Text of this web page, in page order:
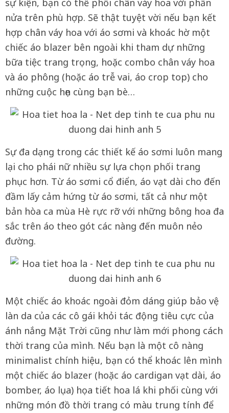
sự kiện, bạn có thể phối chân váy hoa với phần
nửa trên phù hợp. Sẽ thật tuyệt vời nếu bạn kết
hợp chân váy hoa với áo sơmi và khoác hờ một
chiếc áo blazer bên ngoài khi tham dự những
bữa tiệc trang trọng, hoặc combo chân váy hoa
và áo phông (hoặc áo trễ vai, áo crop top) cho
những cuộc hẹn cùng bạn bè…
Sự đa dạng trong các thiết kế áo sơmi luôn mang
lại cho phái nữ nhiều sự lựa chọn phối trang
phục hơn. Từ áo sơmi cổ điển, áo vạt dài cho đến
đầm lấy cảm hứng từ áo sơmi, tất cả như một
bản hòa ca mùa Hè rực rỡ với những bông hoa đa
sắc trên áo theo gót các nàng đến muôn nẻo
đường.
Một chiếc áo khoác ngoài đỏm dáng giúp bảo vệ
làn da của các cô gái khỏi tác động tiêu cực của
ánh nắng Mặt Trời cũng như làm mới phong cách
thời trang của mình. Nếu bạn là một cô nàng
minimalist chính hiệu, bạn có thể khoác lên mình
một chiếc áo blazer (hoặc áo cardigan vạt dài, áo
bomber, áo lụa) họa tiết hoa lá khi phối cùng với
những món đồ thời trang có màu trung tính để